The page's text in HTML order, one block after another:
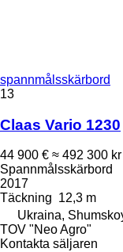
spannmålsskärbord
13
Claas Vario 1230
44 900 € ≈ 492 300 kr
Spannmålsskärbord
2017
Täckning 12,3 m
Ukraina,
TOV "Neo Agro"
Kontakta säljaren